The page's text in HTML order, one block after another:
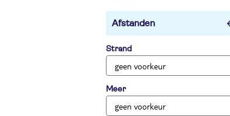
Afstanden
Strand
Meer